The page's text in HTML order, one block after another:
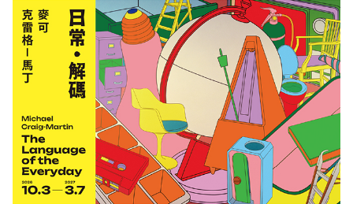
易讀手冊
Pasadena
Pinkoi 電商平台
視覺藝術影像資料庫
線上書
典藏賞析│Podcasts
視覺影像資料庫│影音紀錄
藝術認證│高美館館刊
百夜藝術默讀│典藏閱讀
南島當代記憶工程│資料庫
多元史觀特藏室二部曲：南方作為衝撞之所
流於形式—梁任宏個展(1999-2024)
透景線：實境的疊隱與擴張
民・間
2022高雄獎
寓懷的行板：劉生容研究展
來自大地的祝福— 2019-2020典藏捐贈展
感知棲所— 關鍵典藏2019-2020
南方作為相遇之所
感動兔 高美特展
線上學習資源
相遇在南方 - 教/學包
美術資源教室-手作課程
藝術遊戲號
畫想想‧想畫畫
關於館長
組織職掌
規劃傳承
高美館大事記
關於兒童美術館
藝術生態園區
高美之友
美術館會員
合作夥伴